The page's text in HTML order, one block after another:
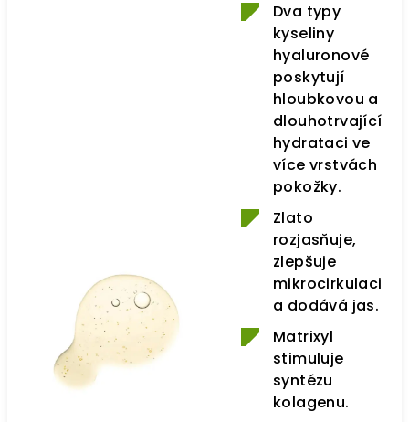
Dva typy
kyseliny
hyaluronové
poskytují
hloubkovou a
dlouhotrvající
hydrataci ve
více vrstvách
pokožky.
Zlato
rozjasňuje,
zlepšuje
mikrocirkulaci
a dodává jas.
Matrixyl
stimuluje
syntézu
kolagenu.